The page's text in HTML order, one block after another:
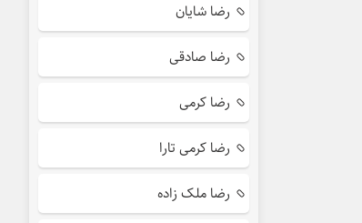
رضا شایان
رضا صادقی
رضا کرمی
رضا کرمی تارا
رضا ملک زاده